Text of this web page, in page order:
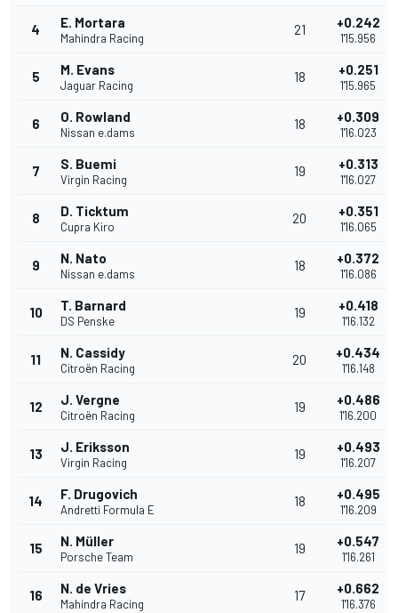
4 E. Mortara
Mahindra Racing
21 +0.242
1'15.956
5 M. Evans
Jaguar Racing
18 +0.251
1'15.965
6 O. Rowland
Nissan e.dams
18 +0.309
1'16.023
7 S. Buemi
Virgin Racing
19 +0.313
1'16.027
8 D. Ticktum
Cupra Kiro
20 +0.351
1'16.065
9 N. Nato
Nissan e.dams
18 +0.372
1'16.086
10 T. Barnard
DS Penske
19 +0.418
1'16.132
11 N. Cassidy
Citroën Racing
20 +0.434
1'16.148
12 J. Vergne
Citroën Racing
19 +0.486
1'16.200
13 J. Eriksson
Virgin Racing
19 +0.493
1'16.207
14 F. Drugovich
Andretti Formula E
18 +0.495
1'16.209
15 N. Müller
Porsche Team
19 +0.547
1'16.261
16 N. de Vries
Mahindra Racing
17 +0.662
1'16.376